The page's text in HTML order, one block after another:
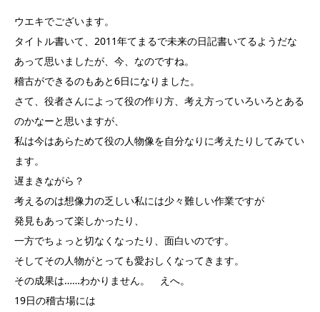
ウエキでございます。
タイトル書いて、2011年てまるで未来の日記書いてるようだな
あって思いましたが、今、なのですね。
稽古ができるのもあと6日になりました。
さて、役者さんによって役の作り方、考え方っていろいろとある
のかなーと思いますが、
私は今はあらためて役の人物像を自分なりに考えたりしてみてい
ます。
遅まきながら？
考えるのは想像力の乏しい私には少々難しい作業ですが
発見もあって楽しかったり、
一方でちょっと切なくなったり、面白いのです。
そしてその人物がとっても愛おしくなってきます。
その成果は……わかりません。 えへ。
19日の稽古場には